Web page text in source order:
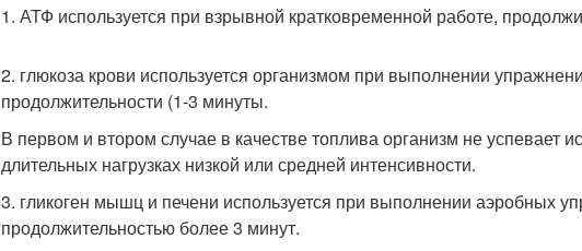
1. АТФ используется при взрывной кратковременной работе,
2. глюкоза крови используется организмом при выполнении
продолжительности (1-3 минуты.
В первом и втором случае в качестве топлива организм не успевает
длительных нагрузках низкой или средней интенсивности.
3. гликоген мышц и печени используется при выполнении аэробных
продолжительностью более 3 минут.